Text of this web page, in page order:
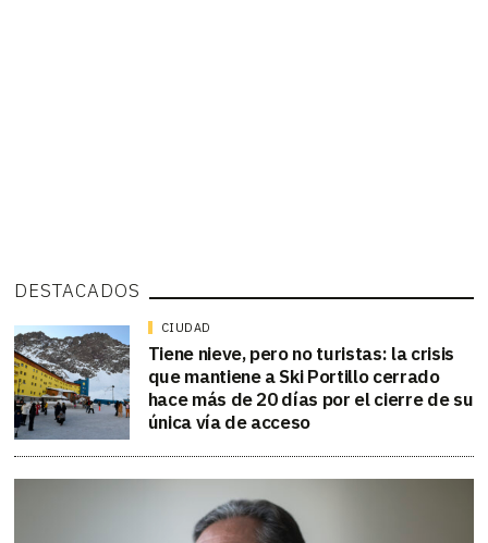
DESTACADOS
CIUDAD
Tiene nieve, pero no turistas: la crisis
que mantiene a Ski Portillo cerrado
hace más de 20 días por el cierre de su
única vía de acceso